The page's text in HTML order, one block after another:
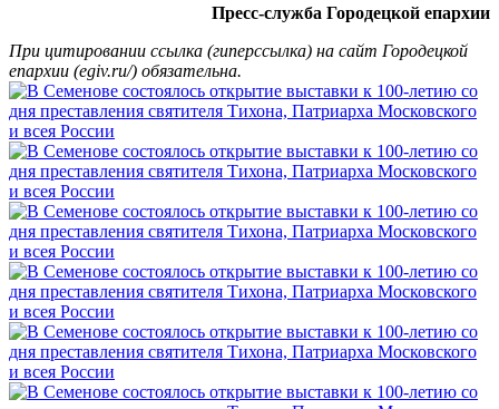
Пресс-служба Городецкой епархии
При цитировании ссылка (гиперссылка) на сайт Городецкой
епархии (egiv.ru/) обязательна.